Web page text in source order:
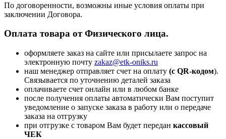
По договоренности, возможны иные условия оплаты при
заключении Договора.
Оплата товара от Физического лица.
оформляете заказ на сайте или присылаете запрос на
электронную почту zakaz@etk-oniks.ru
наш менеджер отправляет счет на оплату (с QR-кодом).
Связывается по уточнению деталей заказа
оплачиваете счет онлайн или в любом банке
после получения оплаты автоматически Вам поступит
уведомление о запуске заказа в работу или о передаче
заказа на отгрузку
при отгрузке с товаром Вам будет передан кассовый
ЧЕК